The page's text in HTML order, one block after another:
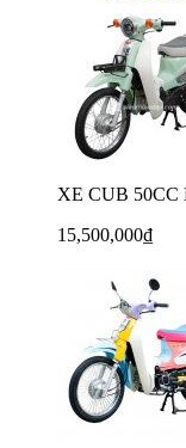
XE CUB
15,500,000₫